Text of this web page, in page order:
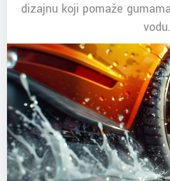
dizajnu koji pomaže
vodu.